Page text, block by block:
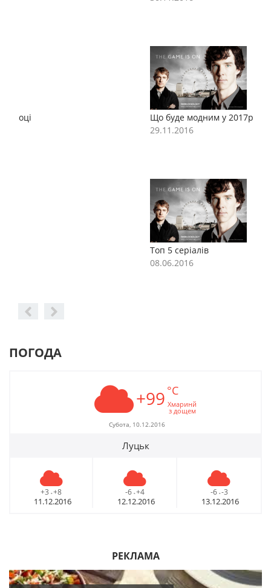
Що буде модним у 2017році
ПОГОДА
+99 °C
Хмаринй
з дощем
Субота, 10.12.2016
Луцьк
+3 - +8
11.12.2016
-6 - +4
12.12.2016
-6 - -3
13.12.2016
РЕКЛАМА